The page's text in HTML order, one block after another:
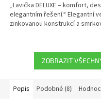
„Lavička DELUXE – komfort,
elegantním řešení.“ Elegantní
zinkovanou konstrukcí a
ZOBRAZIT
Popis Podobné (8)